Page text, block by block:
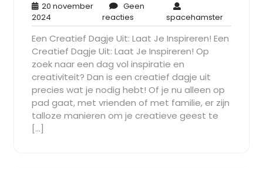
20 november
2024
november
2024
Geen
reactiesGeen
reacties
spacehamster
Een Creatief Dagje Uit: Laat Je Inspireren! Een
Creatief Dagje Uit: Laat Je Inspireren! Op
zoek naar een dag vol inspiratie en
creativiteit? Dan is een creatief dagje uit
precies wat je nodig hebt! Of je nu alleen op
pad gaat, met vrienden of met familie, er zijn
talloze manieren om je creatieve geest te
[…]